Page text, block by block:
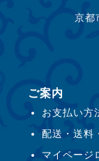
京都
ご案内
お支払い方
配送・送料
マイページ